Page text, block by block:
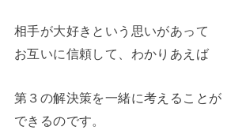
相手が大好きという思いがあって
お互いに信頼して、わかりあえば
第３の解決策を一緒に考えることが
できるのです。